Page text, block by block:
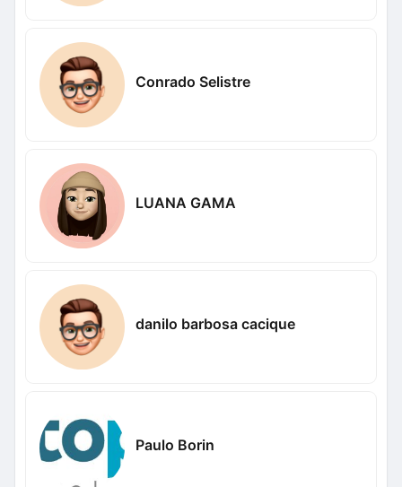
Conrado Selistre
LUANA GAMA
danilo barbosa cacique
Paulo Borin